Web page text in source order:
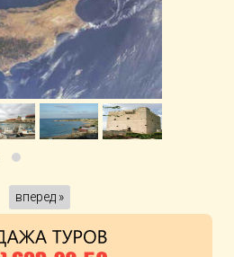
вперед »